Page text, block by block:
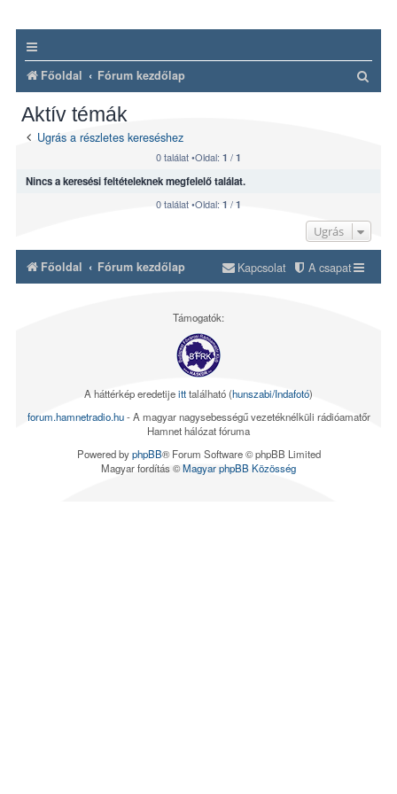
Főoldal Fórum kezdőlap
s
Aktív témák
Ugrás a részletes kereséshez
0 találat •Oldal: 1 / 1
Nincs a keresési feltételeknek megfelelő találat.
0 találat •Oldal: 1 / 1
Ugrás
Főoldal Fórum kezdőlap A csapat
Kapcsolat
Támogatók:
A háttérkép eredetijeitttalálható (hunszabi/Indafotó)
forum.hamnetradio.hu- A magyar nagysebességű vezetéknélküli rádióamatőr
Hamnet hálózat fóruma
Powered byphpBB® Forum Software © phpBB Limited
Magyar fordítás ©Magyar phpBB Közösség